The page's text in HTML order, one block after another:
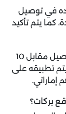
في توصيل
كما يتم تأكيد
تكلفة الشحن: يوفر موقع بركات خدمة التوصيل مقابل 10
يتم تطبيقه على
بركات؟